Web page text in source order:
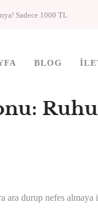
Sadece 1000 TL
BLOG
durup nefes almaya